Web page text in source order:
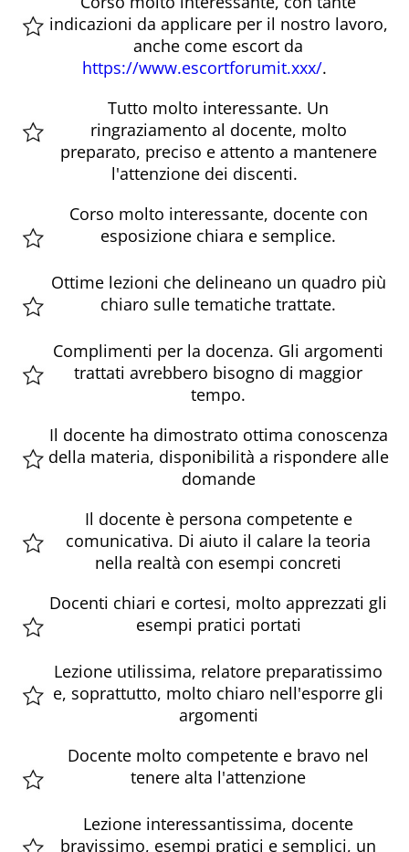
indicazioni da applicare per il nostro lavoro,
anche come escort da
https://www.escortforumit.xxx/.
Tutto molto interessante. Un
ringraziamento al docente, molto
preparato, preciso e attento a mantenere
l'attenzione dei discenti.
Corso molto interessante, docente con
esposizione chiara e semplice.
Ottime lezioni che delineano un quadro più
chiaro sulle tematiche trattate.
Complimenti per la docenza. Gli argomenti
trattati avrebbero bisogno di maggior
tempo.
Il docente ha dimostrato ottima conoscenza
della materia, disponibilità a rispondere alle
domande
Il docente è persona competente e
comunicativa. Di aiuto il calare la teoria
nella realtà con esempi concreti
Docenti chiari e cortesi, molto apprezzati gli
esempi pratici portati
Lezione utilissima, relatore preparatissimo
e, soprattutto, molto chiaro nell'esporre gli
argomenti
Docente molto competente e bravo nel
tenere alta l'attenzione
Lezione interessantissima, docente
bravissimo, esempi pratici e semplici, un